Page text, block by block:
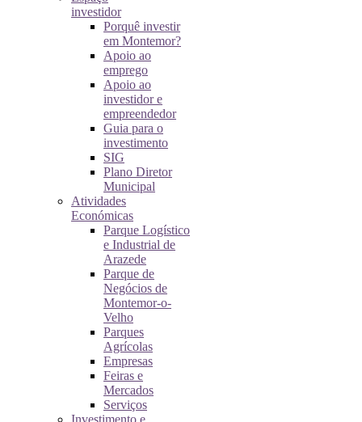
investidor
Porquê investir
em Montemor?
Apoio ao
emprego
Apoio ao
investidor e
empreendedor
Guia para o
investimento
SIG
Plano Diretor
Municipal
Atividades
Económicas
Parque Logístico
e Industrial de
Arazede
Parque de
Negócios de
Montemor-o-
Velho
Parques
Agrícolas
Empresas
Feiras e
Mercados
Serviços
Investimento e